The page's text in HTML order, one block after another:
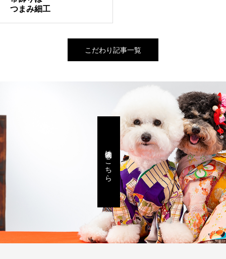
つまみ細工
こだわり記事一覧
犬着物はこちら